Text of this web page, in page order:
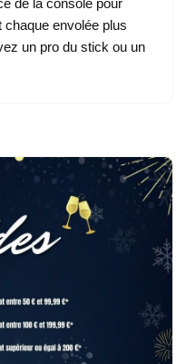
de la console pour
chaque envolée plus
un pro du stick ou un